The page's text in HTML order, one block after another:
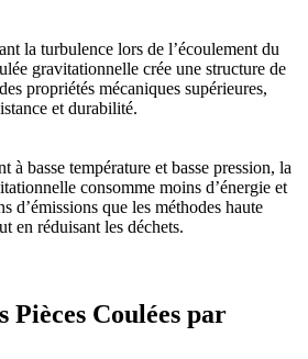
la turbulence lors de l’écoulement du
gravitationnelle crée une structure de
propriétés mécaniques supérieures,
et durabilité.
à basse température et basse pression, la
consomme moins d’énergie et
d’émissions que les méthodes haute
en réduisant les déchets.
Pièces Coulées par